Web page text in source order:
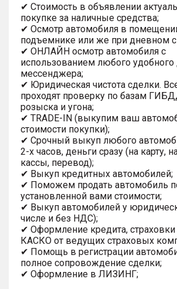
✔ Стоимость в объявлении
покупке за наличные средства;
✔ Осмотр автомобиля в
подъемнике или же при дневном
✔ ОНЛАЙН осмотр автомобиля с
использованием любого удобного
мессенджера;
✔ Юридическая чистота сделки.
проходят проверку по базам
розыска и угона;
✔ TRADE-IN (выкупим ваш
стоимости покупки);
✔ Срочный выкуп любого
2-х часов, деньги сразу (на карту,
кассы, перевод);
✔ Выкуп кредитных автомобилей;
✔ Поможем продать автомобиль
установленной вами стоимости;
✔ Выкуп автомобилей у
числе и без НДС);
✔ Оформление кредита,
КАСКО от ведущих страховых
✔ Помощь в регистрации
полное сопровождение сделки;
✔ Оформление в ЛИЗИНГ;